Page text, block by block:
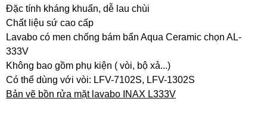
Đặc tính kháng khuẩn, dễ lau chùi
Chất liệu sứ cao cấp
Lavabo có men chống bám bẩn Aqua Ceramic chọn AL-
333V
Không bao gồm phụ kiện ( vòi, bộ xả...)
Có thể dùng với vòi: LFV-7102S, LFV-1302S
Bản vẽ bồn rửa mặt lavabo INAX L333V